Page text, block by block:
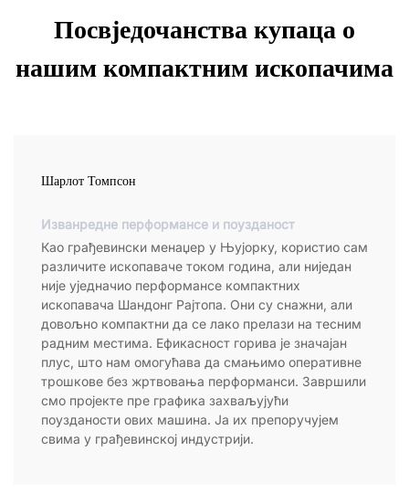
Посвједочанства купаца о
нашим компактним ископачима
Шарлот Томпсон
Изванредне перформансе и поузданост
Као грађевински менаџер у Њујорку, користио сам
различите ископаваче током година, али ниједан
није уједначио перформансе компактних
ископавача Шандонг Рајтопа. Они су снажни, али
довољно компактни да се лако прелази на тесним
радним местима. Ефикасност горива је значајан
плус, што нам омогућава да смањимо оперативне
трошкове без жртвовања перформанси. Завршили
смо пројекте пре графика захваљујући
поузданости ових машина. Ја их препоручујем
свима у грађевинској индустрији.